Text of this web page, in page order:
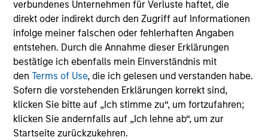
verbundenes Unternehmen für Verluste haftet, die
direkt oder indirekt durch den Zugriff auf Informationen
infolge meiner falschen oder fehlerhaften Angaben
entstehen. Durch die Annahme dieser Erklärungen
bestätige ich ebenfalls mein Einverständnis mit
denTerms of Use, die ich gelesen und verstanden habe.
Sofern die vorstehenden Erklärungen korrekt sind,
klicken Sie bitte auf „Ich stimme zu“, um fortzufahren;
klicken Sie andernfalls auf „Ich lehne ab“, um zur
Startseite zurückzukehren.
Der Einsatz von Fremdkapital erhöht die Risiken, so dass
eine relativ kleine Bewegung im Wert einer Anlage zu einer
unverhältnismäßig großen Bewegung, sowohl im negativen
als auch im positiven Sinne, im Wert dieser Anlage und
damit auch im Wert des Fonds führen kann.
Die auf dieser Webseite verfügbaren Unterlagen beziehen
sich auf mehrere Teilfonds der Morgan Stanley Investment
Management Funds-Reihe. Bitte beachten Sie, dass nicht
alle Teilfonds in allen Ländern verfügbar sind und Teilfonds
nicht für Personen mit Wohnsitz in Ländern verfügbar sind,
in denen die Weitergabe bzw. Verfügbarkeit des Materials